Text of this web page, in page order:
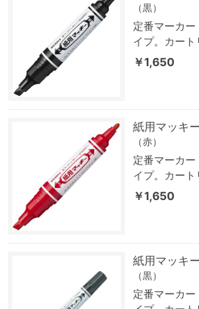
（黒）
定番マーカ
イプ。カート
￥1,650
紙用マッキ
（赤）
定番マーカ
イプ。カート
￥1,650
紙用マッキ
（黒）
定番マーカ